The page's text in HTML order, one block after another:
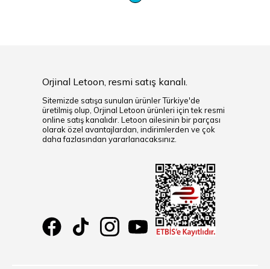
Orjinal Letoon, resmi satış kanalı.
Sitemizde satışa sunulan ürünler Türkiye'de
üretilmiş olup, Orjinal Letoon ürünleri için tek resmi
online satış kanalıdır. Letoon ailesinin bir parçası
olarak özel avantajlardan, indirimlerden ve çok
daha fazlasından yararlanacaksınız.